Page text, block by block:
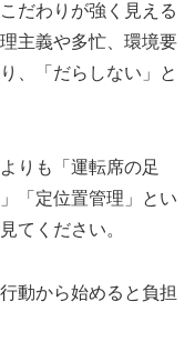
だわりが強く見える
主義や多忙、環境要
、「だらしない」と
りも「運転席の足
「定位置管理」とい
てください。
動から始めると負担